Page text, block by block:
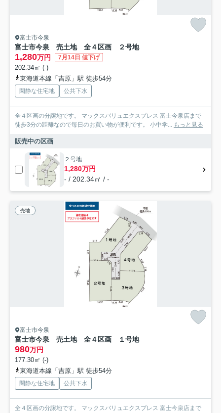
富士市今泉
富士市今泉 売土地 全４区画 ２号地
1,280万円 7月14日 値下げ
202.34㎡ (-)
東海道本線「吉原」駅 徒歩54分
閑静な住宅地 公共下水
全４区画の分譲地です。 マックスバリュエクスプレス 富士今泉店まで
徒歩3分の距離なので毎日のお買い物が便利です。 小中学... もっと見る
販売中の区画
２号地
1,280万円
- / 202.34㎡ / -
売地
富士市今泉
富士市今泉 売土地 全４区画 １号地
980万円
177.30㎡ (-)
東海道本線「吉原」駅 徒歩54分
閑静な住宅地 公共下水
全４区画の分譲地です。 マックスバリュエクスプレス 富士今泉店まで